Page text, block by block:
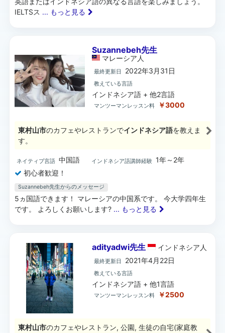
IELTSス ... もっと見る
Suzannebeh先生
マレーシア 人
最終更新日 2022年3月31日
教えている言語
インドネシア語 + 他2言語
マンツーマンレッスン料 ￥3000
東村山市のカフェやレストランでインドネシア語を教えま
す。
ネイティブ言語 中国語 インドネシア語講師経験 1年～2年
初心者歓迎！
Suzannebeh先生からのメッセージ
5ヵ国語できます！ マレーシアの中国系です。 今大学四年生
です。 よろしくお願いします? ... もっと見る
adityadwi先生 インドネシア 人
最終更新日 2021年4月22日
教えている言語
インドネシア語 + 他1言語
マンツーマンレッスン料 ￥2500
東村山市のカフェやレストラン, 公園, 生徒の自宅(家庭教